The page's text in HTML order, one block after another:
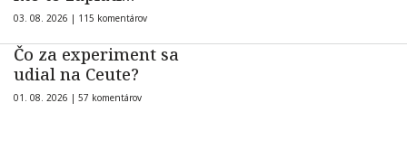
03. 08. 2026 | 115 komentárov
Čo za experiment sa
udial na Ceute?
01. 08. 2026 | 57 komentárov